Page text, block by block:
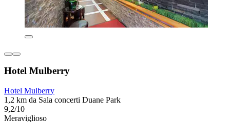
Hotel Mulberry
Hotel Mulberry
1,2 km da Sala concerti Duane Park
9,2/10
Meraviglioso